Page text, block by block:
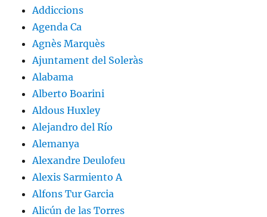
Addiccions
Agenda Ca
Agnès Marquès
Ajuntament del Soleràs
Alabama
Alberto Boarini
Aldous Huxley
Alejandro del Río
Alemanya
Alexandre Deulofeu
Alexis Sarmiento A
Alfons Tur Garcia
Alicún de las Torres